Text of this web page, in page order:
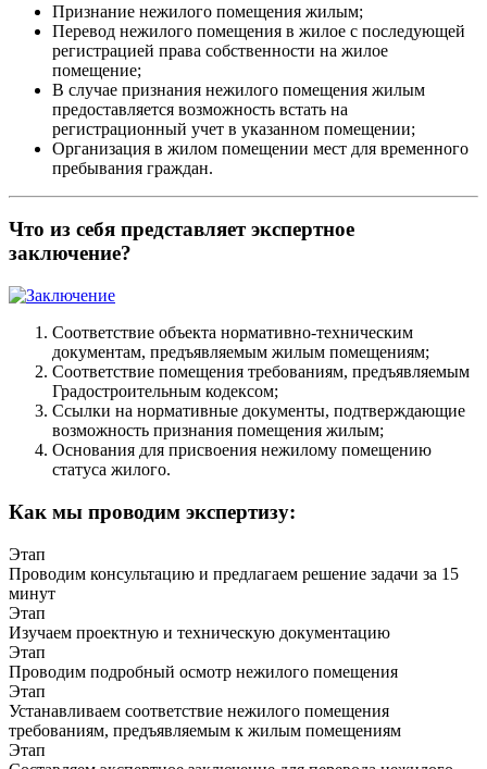
Признание нежилого помещения жилым;
Перевод нежилого помещения в жилое с последующей
регистрацией права собственности на жилое
помещение;
В случае признания нежилого помещения жилым
предоставляется возможность встать на
регистрационный учет в указанном помещении;
Организация в жилом помещении мест для временного
пребывания граждан.
Что из себя представляет экспертное
заключение?
Соответствие объекта нормативно-техническим
документам, предъявляемым жилым помещениям;
Соответствие помещения требованиям, предъявляемым
Градостроительным кодексом;
Ссылки на нормативные документы, подтверждающие
возможность признания помещения жилым;
Основания для присвоения нежилому помещению
статуса жилого.
Как мы проводим экспертизу:
Этап
Проводим консультацию и предлагаем решение задачи за 15
минут
Этап
Изучаем проектную и техническую документацию
Этап
Проводим подробный осмотр нежилого помещения
Этап
Устанавливаем соответствие нежилого помещения
требованиям, предъявляемым к жилым помещениям
Этап